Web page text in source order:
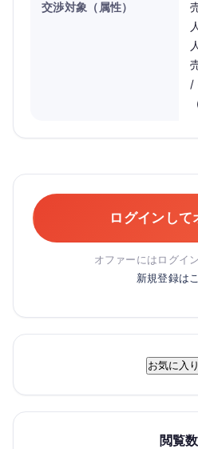
交渉対象（属性）
/
ログインして
オファーにはログイ
新規登録は
お気に入り
閲覧数